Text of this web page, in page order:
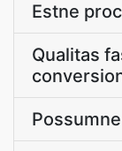
Estne
Qualitas